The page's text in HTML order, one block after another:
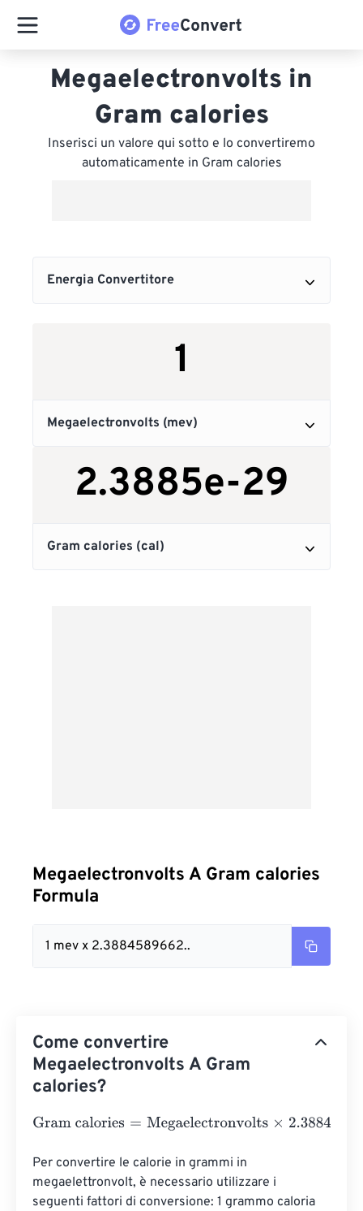
Megaelectronvolts in
Gram calories
Inserisci un valore qui sotto e lo convertiremo
automaticamente in Gram calories
Megaelectronvolts A Gram calories
Formula
1 mev x 2.3884589662..
Come convertire
Megaelectronvolts A Gram
calories?
Gram calories=Megaelectronvolts×2.3884589662755
Per convertire le calorie in grammi in
megaelettronvolt, è necessario utilizzare i
seguenti fattori di conversione: 1 grammo caloria